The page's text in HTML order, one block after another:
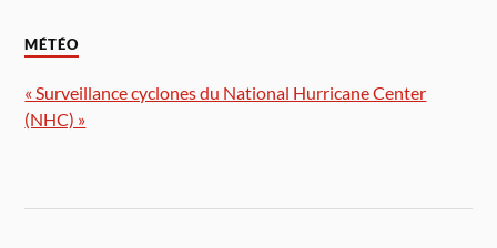
MÉTÉO
« Surveillance cyclones du National Hurricane Center
(NHC) »